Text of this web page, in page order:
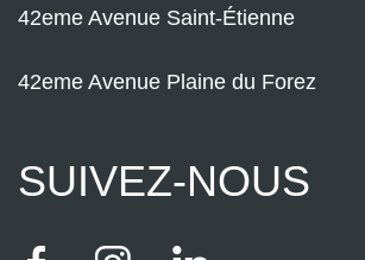
42eme Avenue Saint-Étienne
42eme Avenue Plaine du Forez
SUIVEZ-NOUS